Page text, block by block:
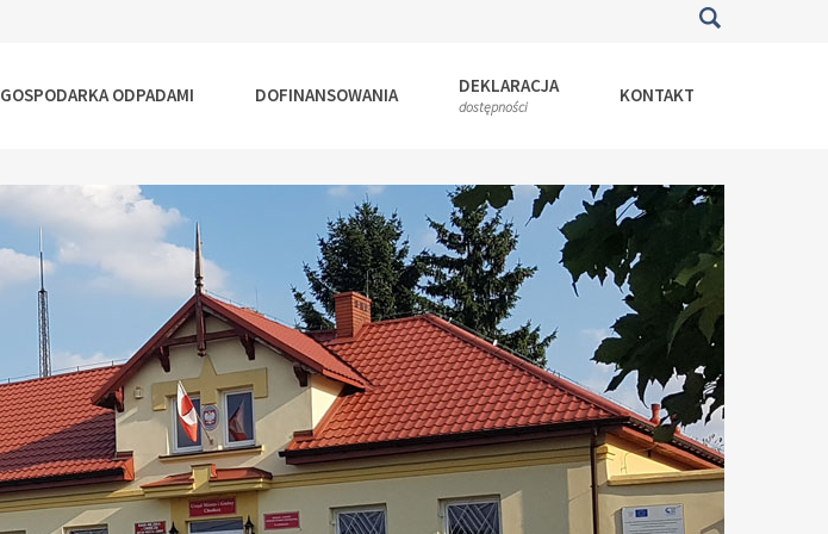
GOSPODARKA ODPADAMI DOFINANSOWANIA DEKLARACJA
dostępności KONTAKT